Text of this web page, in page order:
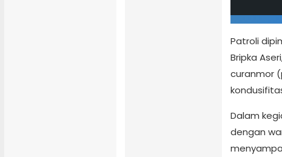
Patroli
Bripka
curanmor
Dalam
dengan